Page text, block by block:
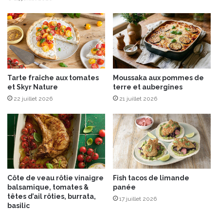
T
a
h
i
t
i
c
e
s
,
f
o
e
g
’
E
t
i
v
Tarte fraîche aux tomates
et Skyr Nature
22 juillet 2026
Moussaka aux pommes de
terre et aubergines
21 juillet 2026
Côte de veau rôtie vinaigre
balsamique, tomates &
têtes d’ail rôties, burrata,
basilic
Fish tacos de limande
panée
17 juillet 2026